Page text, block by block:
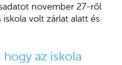
november 27-ről
volt zárlat alatt és
hogy az iskola